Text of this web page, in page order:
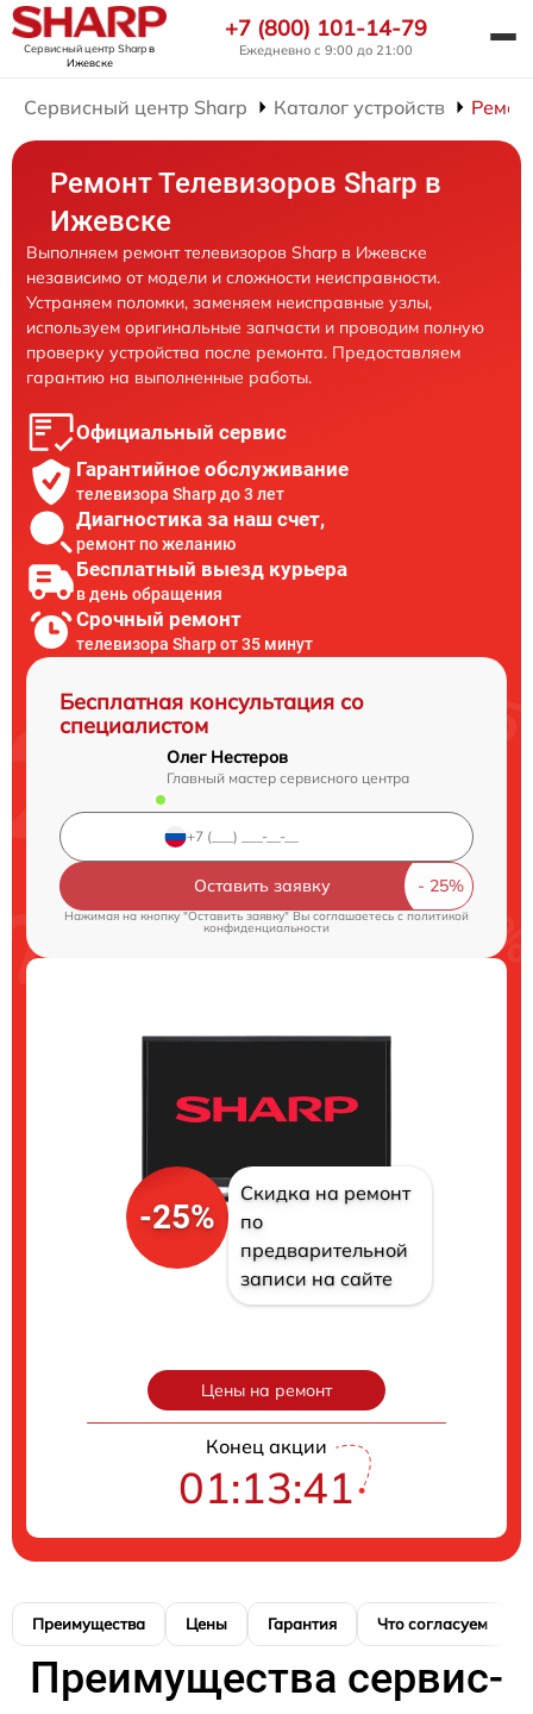
Сервисный центр Sharpв
Ижевске
+7 (800) 101-14-79
Ежедневно с 9:00 до 21:00
Сервисный центр Sharp Каталог устройств
Ремонт Телевизоров Sharp в
Ижевске
Выполняем ремонт телевизоров Sharp в Ижевске
независимо от модели и сложности неисправности.
Устраняем поломки, заменяем неисправные узлы,
используем оригинальные запчасти и проводим полную
проверку устройства после ремонта. Предоставляем
гарантию на выполненные работы.
Официальный сервис
Гарантийное обслуживание
телевизора Sharp до 3 лет
Диагностика за наш счет,
ремонт по желанию
Бесплатный выезд курьера
в день обращения
Срочный ремонт
телевизора Sharp от 35 минут
Бесплатная консультация со
специалистом
Олег Нестеров
Главный мастер сервисного центра
Оставить заявку
Нажимая на кнопку "Оставить заявку" Вы соглашаетесь cполитикой
конфиденциальности
-25%
Скидка на ремонт
по
предварительной
записи на сайте
Цены на ремонт
Конец акции
01:13:40
Преимущества Цены Гарантия Что согласуем
Преимущества сервис-